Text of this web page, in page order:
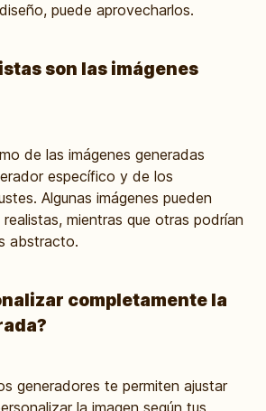
puede aprovecharlos.
son las imágenes
de las imágenes generadas
específico y de los
Algunas imágenes pueden
mientras que otras podrían
abstracto.
completamente la
generadores te permiten ajustar